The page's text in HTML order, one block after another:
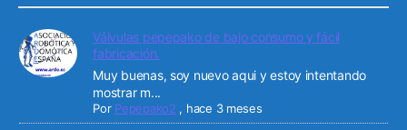
Válvulas pepepako de bajo consumo y fácil
fabricación.
Muy buenas, soy nuevo aqui y estoy intentando
mostrar m...
Por Pepepako2 , hace 3 meses